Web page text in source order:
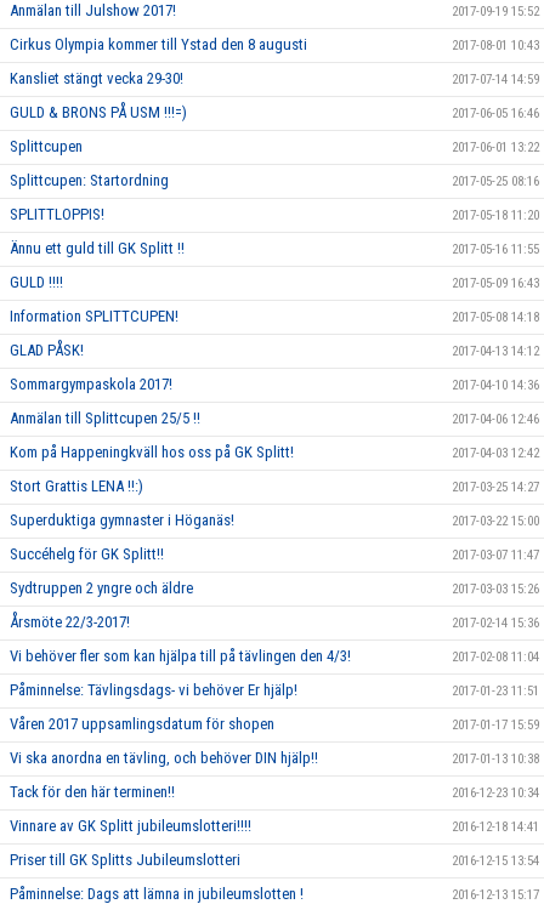
Anmälan till Julshow 2017! 2017-09-19 15:52
Cirkus Olympia kommer till Ystad den 8 augusti 2017-08-01 10:43
Kansliet stängt vecka 29-30! 2017-07-14 14:59
GULD & BRONS PÅ USM !!!=) 2017-06-05 16:46
Splittcupen 2017-06-01 13:22
Splittcupen: Startordning 2017-05-25 08:16
SPLITTLOPPIS! 2017-05-18 11:20
Ännu ett guld till GK Splitt !! 2017-05-16 11:55
GULD !!!! 2017-05-09 16:43
Information SPLITTCUPEN! 2017-05-08 14:18
GLAD PÅSK! 2017-04-13 14:12
Sommargympaskola 2017! 2017-04-10 14:36
Anmälan till Splittcupen 25/5 !! 2017-04-06 12:46
Kom på Happeningkväll hos oss på GK Splitt! 2017-04-03 12:42
Stort Grattis LENA !!:) 2017-03-25 14:27
Superduktiga gymnaster i Höganäs! 2017-03-22 15:00
Succéhelg för GK Splitt!! 2017-03-07 11:47
Sydtruppen 2 yngre och äldre 2017-03-03 15:26
Årsmöte 22/3-2017! 2017-02-14 15:36
Vi behöver fler som kan hjälpa till på tävlingen den 4/3! 2017-02-08 11:04
Påminnelse: Tävlingsdags- vi behöver Er hjälp! 2017-01-23 11:51
Våren 2017 uppsamlingsdatum för shopen 2017-01-17 15:59
Vi ska anordna en tävling, och behöver DIN hjälp!! 2017-01-13 10:38
Tack för den här terminen!! 2016-12-23 10:34
Vinnare av GK Splitt jubileumslotteri!!!! 2016-12-18 14:41
Priser till GK Splitts Jubileumslotteri 2016-12-15 13:54
Påminnelse: Dags att lämna in jubileumslotten ! 2016-12-13 15:17